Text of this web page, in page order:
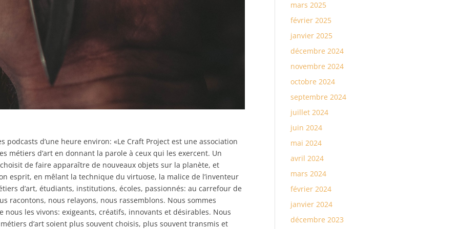
d’une heure environ: «Le Craft Project est une association
métiers d’art en donnant la parole à ceux qui les exercent. Un
de faire apparaître de nouveaux objets sur la planète, et
esprit, en mêlant la technique du virtuose, la malice de l’inventeur
d’art, étudiants, institutions, écoles, passionnés: au carrefour de
racontons, nous relayons, nous rassemblons. Nous sommes
nous les vivons: exigeants, créatifs, innovants et désirables. Nous
d’art soient plus souvent choisis, plus souvent transmis et
mars 2025
février 2025
janvier 2025
décembre 2024
novembre 2024
octobre 2024
septembre 2024
juillet 2024
juin 2024
mai 2024
avril 2024
mars 2024
février 2024
janvier 2024
décembre 2023